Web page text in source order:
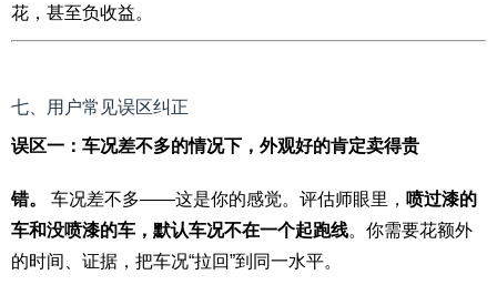
花，甚至负收益。
七、用户常见误区纠正
误区一：车况差不多的情况下，外观好的肯定卖得贵
错。 车况差不多——这是你的感觉。评估师眼里， 喷过漆的
车和没喷漆的车，默认车况不在一个起跑线。你需要花额外
的时间、证据，把车况“拉回”到同一水平。